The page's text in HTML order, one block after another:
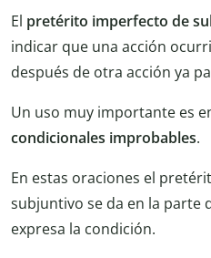
El pretérito imperfecto de
indicar que una acción
después de otra acción ya
Un uso muy importante es
condicionales improbables.
En estas oraciones el
subjuntivo se da en la parte
expresa la condición.